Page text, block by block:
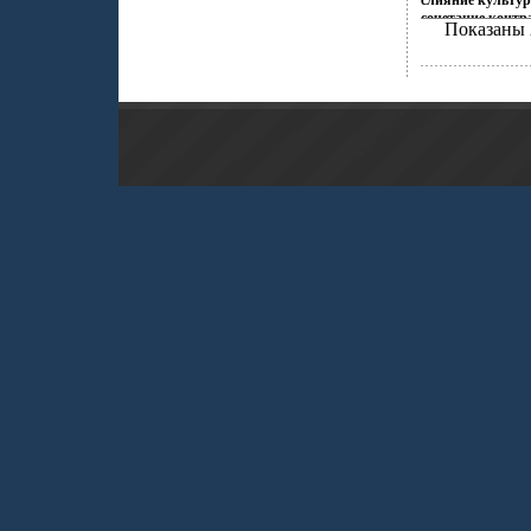
сочетание
Настроения
индийских
динамика моды
Показаны